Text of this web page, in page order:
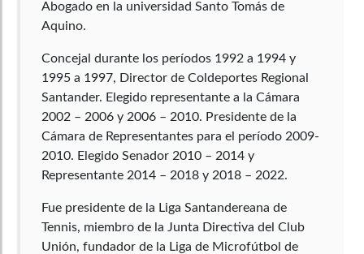
Abogado en la universidad Santo Tomás de
Aquino.
Concejal durante los períodos 1992 a 1994 y
1995 a 1997, Director de Coldeportes Regional
Santander. Elegido representante a la Cámara
2002 – 2006 y 2006 – 2010. Presidente de la
Cámara de Representantes para el período 2009-
2010. Elegido Senador 2010 – 2014 y
Representante 2014 – 2018 y 2018 – 2022.
Fue presidente de la Liga Santandereana de
Tennis, miembro de la Junta Directiva del Club
Unión, fundador de la Liga de Microfútbol de